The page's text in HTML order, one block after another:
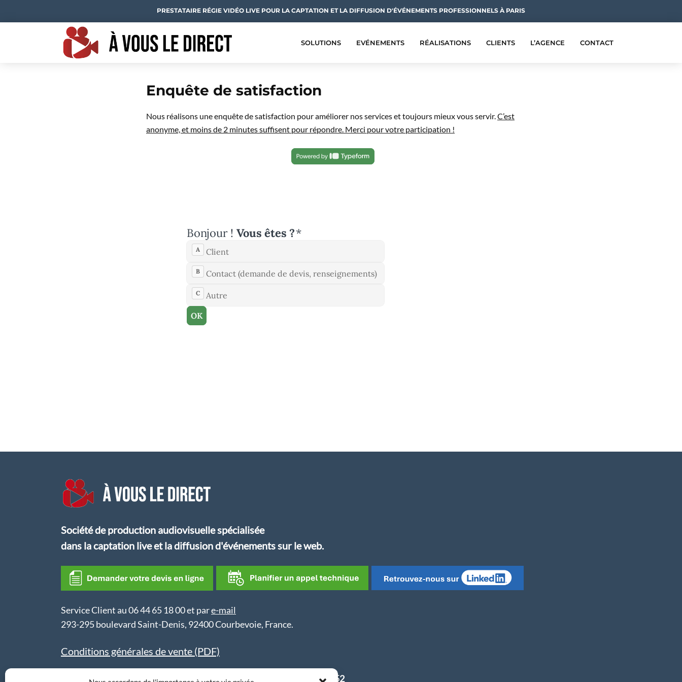
PRESTATAIRE RÉGIE VIDÉO LIVE POUR LA CAPTATION ET LA DIFFUSION D'ÉVÉNEMENTS PROFESSIONNELS À PARIS
SOLUTIONS EVÉNEMENTS RÉALISATIONS CLIENTS L’AGENCE CONTACT
Enquête de satisfaction
Nous réalisons une enquête de satisfaction pour améliorer nos services et toujours mieux vous servir.C’est
anonyme, et moins de 2 minutes suffisent pour répondre. Merci pour votre participation !
Société de production audiovisuelle spécialisée
dans la captation live et la diffusion d'événements sur le web.
Service Client au 06 44 65 18 00 et pare-mail
293-295 boulevard Saint-Denis, 92400 Courbevoie, France.
Conditions générales de vente (PDF)
Anjali MVP SAS - R.C.S. 817 804 586 Nanterre - SIRET 81780458600052